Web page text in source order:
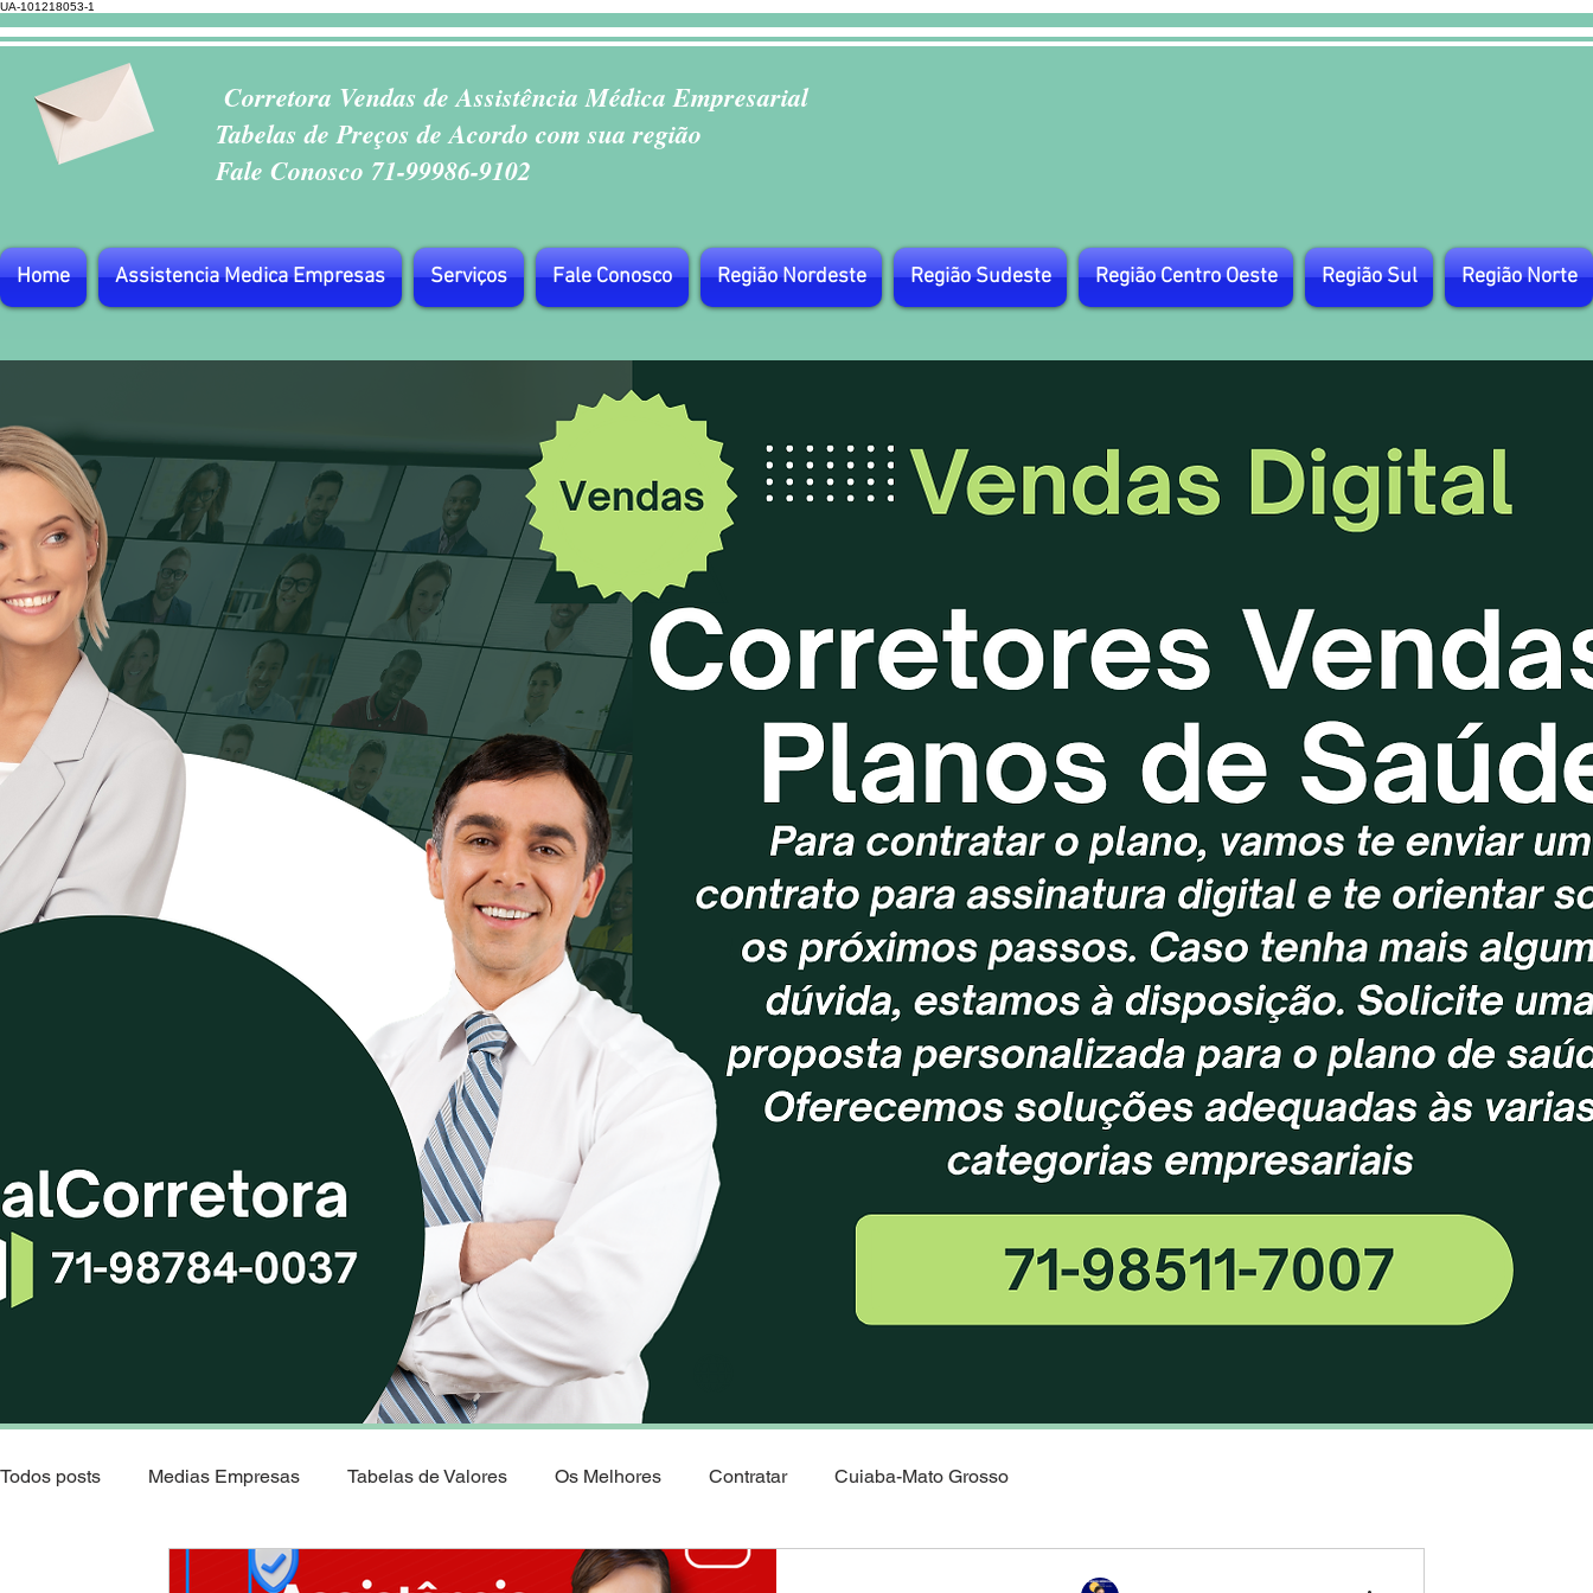
UA-101218053-1
Corretora Vendas de Assistência Médica Empresarial
Tabelas de Preços de Acordo com sua região
Fale Conosco 71-99986-9102
Home Assistencia Medica Empresas Serviços Fale Conosco Região Nordeste Região Sudeste Região Centro Oeste Região Sul Região Norte
Todos posts Medias Empresas Tabelas de Valores Os Melhores Contratar Cuiaba-Mato Grosso
Natal - Rio Grande do Norte Os Melhores Planos de saude Corretora Vendas de Planos de Saude